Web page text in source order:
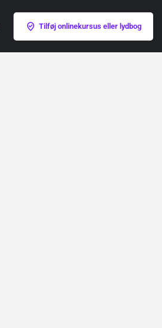
Tilføj onlinekursus eller lydbog